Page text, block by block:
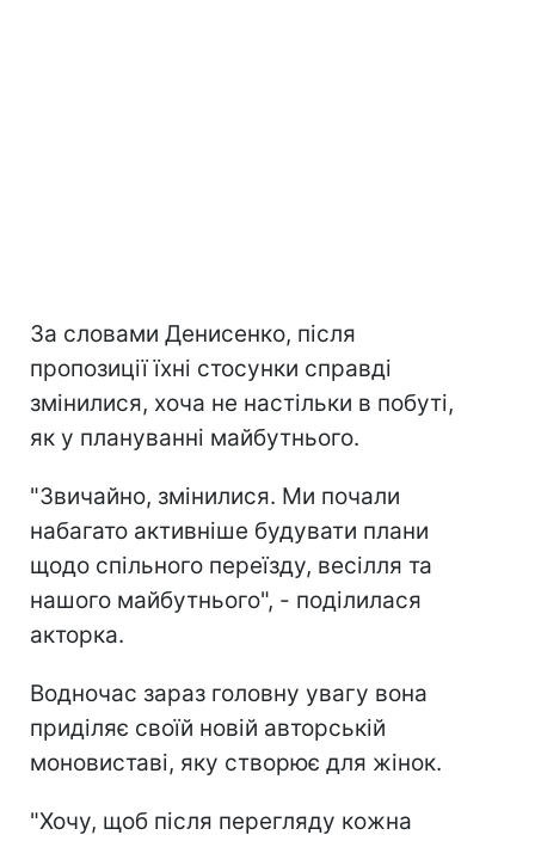
За словами Денисенко, після
пропозиції їхні стосунки справді
змінилися, хоча не настільки в побуті,
як у плануванні майбутнього.
"Звичайно, змінилися. Ми почали
набагато активніше будувати плани
щодо спільного переїзду, весілля та
нашого майбутнього", - поділилася
акторка.
Водночас зараз головну увагу вона
приділяє своїй новій авторській
моновиставі, яку створює для жінок.
"Хочу, щоб після перегляду кожна